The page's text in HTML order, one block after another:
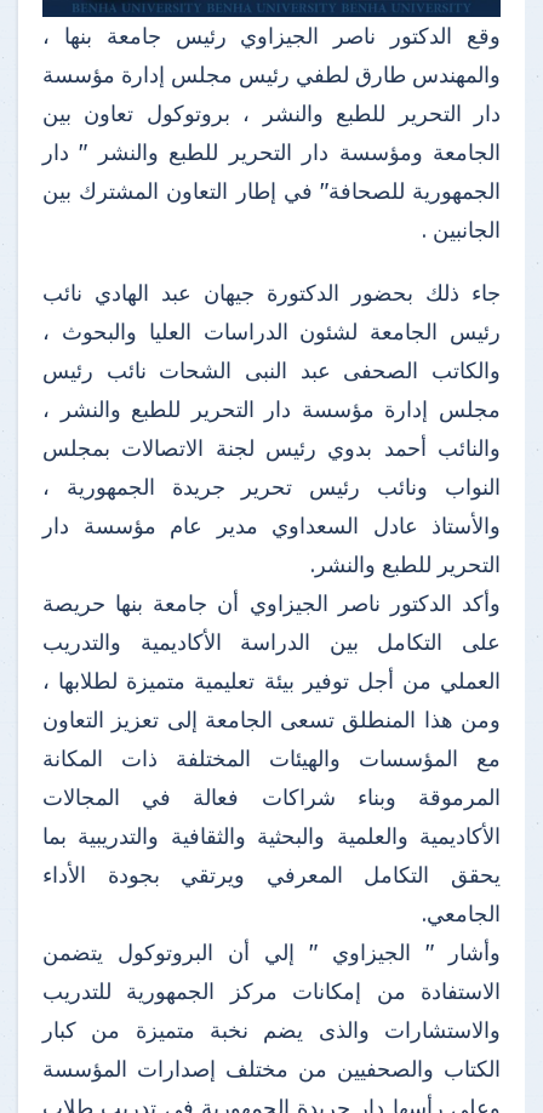
وقع الدكتور ناصر الجيزاوي رئيس جامعة بنها ،
والمهندس طارق لطفي رئيس مجلس إدارة مؤسسة
دار التحرير للطبع والنشر ، بروتوكول تعاون بين
الجامعة ومؤسسة دار التحرير للطبع والنشر " دار
الجمهورية للصحافة" في إطار التعاون المشترك بين
الجانبين .
جاء ذلك بحضور الدكتورة جيهان عبد الهادي نائب
رئيس الجامعة لشئون الدراسات العليا والبحوث ،
والكاتب الصحفى عبد النبى الشحات نائب رئيس
مجلس إدارة مؤسسة دار التحرير للطبع والنشر ،
والنائب أحمد بدوي رئيس لجنة الاتصالات بمجلس
النواب ونائب رئيس تحرير جريدة الجمهورية ،
والأستاذ عادل السعداوي مدير عام مؤسسة دار
التحرير للطبع والنشر.
وأكد الدكتور ناصر الجيزاوي أن جامعة بنها حريصة
على التكامل بين الدراسة الأكاديمية والتدريب
العملي من أجل توفير بيئة تعليمية متميزة لطلابها ،
ومن هذا المنطلق تسعى الجامعة إلى تعزيز التعاون
مع المؤسسات والهيئات المختلفة ذات المكانة
المرموقة وبناء شراكات فعالة في المجالات
الأكاديمية والعلمية والبحثية والثقافية والتدريبية بما
يحقق التكامل المعرفي ويرتقي بجودة الأداء
الجامعي.
وأشار " الجيزاوي " إلي أن البروتوكول يتضمن
الاستفادة من إمكانات مركز الجمهورية للتدريب
والاستشارات والذى يضم نخبة متميزة من كبار
الكتاب والصحفيين من مختلف إصدارات المؤسسة